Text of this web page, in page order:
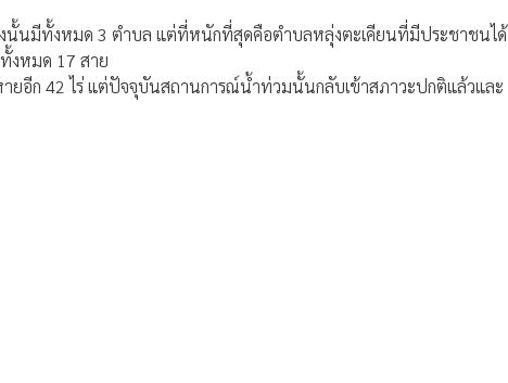
นมีทั้งหมด 3 ตำบล แต่ที่หนักที่สุดคือตำบลหลุ่งตะเคียนที่มีประชาชนได้
งหมด 17 สาย
ายอีก 42 ไร่ แต่ปัจจุบันสถานการณ์น้ำท่วมนั้นกลับเข้าสภาวะปกติแล้วและ